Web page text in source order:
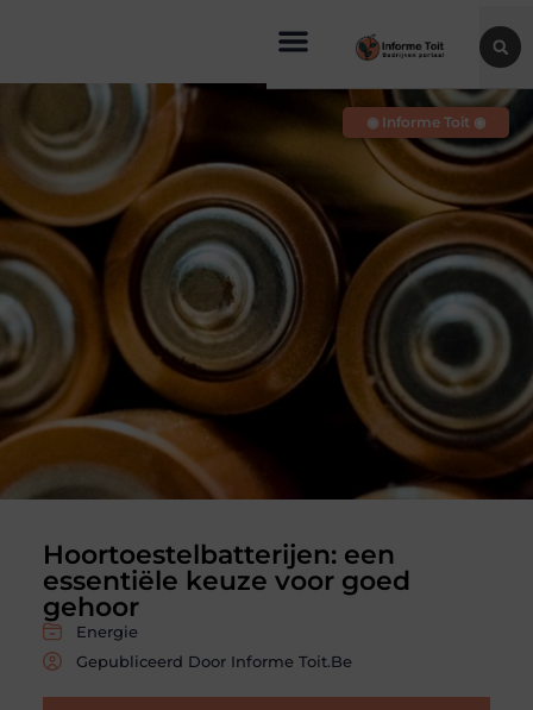
Hoortoestelbatterijen: een
essentiële keuze voor goed
gehoor
Energie
Gepubliceerd Door Informe Toit.be
◉ Informe Toit ◉